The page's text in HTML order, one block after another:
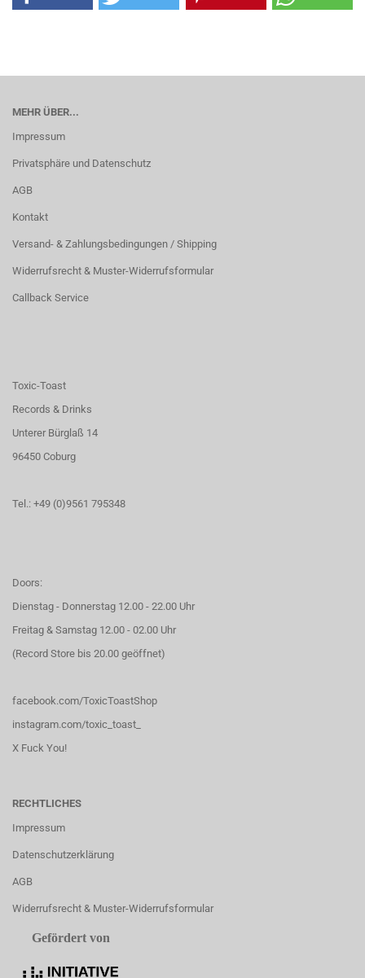
MEHR ÜBER...
Impressum
Privatsphäre und Datenschutz
AGB
Kontakt
Versand- & Zahlungsbedingungen / Shipping
Widerrufsrecht & Muster-Widerrufsformular
Callback Service
Toxic-Toast
Records & Drinks
Unterer Bürglaß 14
96450 Coburg
Tel.: +49 (0)9561 795348
Doors:
Dienstag - Donnerstag 12.00 - 22.00 Uhr
Freitag & Samstag 12.00 - 02.00 Uhr
(Record Store bis 20.00 geöffnet)
facebook.com/ToxicToastShop
instagram.com/toxic_toast_
X Fuck You!
RECHTLICHES
Impressum
Datenschutzerklärung
AGB
Widerrufsrecht & Muster-Widerrufsformular
Gefördert von